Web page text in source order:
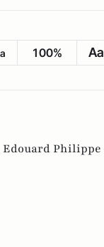
100% Aa
Edouard Philippe